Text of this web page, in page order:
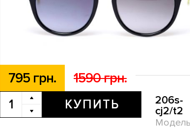
795 грн. 1590 грн.
КУПИТЬ
206s-
cj2/t2
Модель